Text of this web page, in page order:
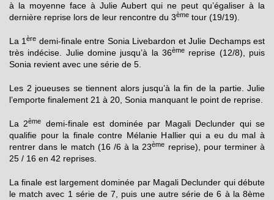
à la moyenne face à Julie Aubert qui ne peut qu’égaliser à la
dernière reprise lors de leur rencontre du 3ème tour (19/19).
La 1ère demi-finale entre Sonia Livebardon et Julie Dechamps est
très indécise. Julie domine jusqu’à la 36ème reprise (12/8), puis
Sonia revient avec une série de 5.
Les 2 joueuses se tiennent alors jusqu’à la fin de la partie. Julie
l’emporte finalement 21 à 20, Sonia manquant le point de reprise.
La 2ème
demi-finale est dominée par Magali Declunder qui se
qualifie pour la finale contre Mélanie Hallier qui a eu du mal à
rentrer dans le match (16 /6 à la 23ème reprise), pour terminer à
25 / 16 en 42 reprises.
La finale est largement dominée par Magali Declunder qui débute
le match avec 1 série de 7, puis une autre série de 6 à la 8ème